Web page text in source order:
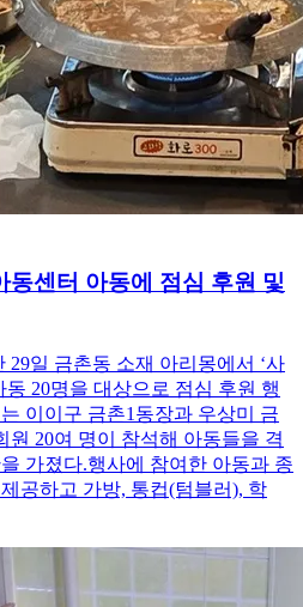
동센터 아동에 점심 후원 및
29일 금촌동 소재 아리몽에서 ‘사
20명을 대상으로 점심 후원 행
이이구 금촌1동장과 우상미 금
원 20여 명이 참석해 아동들을 격
가졌다.행사에 참여한 아동과 종
공하고 가방, 통컵(텀블러), 학